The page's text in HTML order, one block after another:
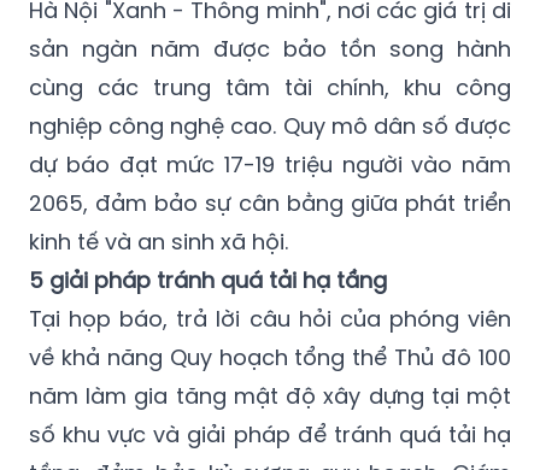
con số về xây dựng mà là cam kết về chất
lượng sống. Tầm nhìn 100 năm hướng tới một
Hà Nội "Xanh - Thông minh", nơi các giá trị di
sản ngàn năm được bảo tồn song hành
cùng các trung tâm tài chính, khu công
nghiệp công nghệ cao. Quy mô dân số được
dự báo đạt mức 17-19 triệu người vào năm
2065, đảm bảo sự cân bằng giữa phát triển
kinh tế và an sinh xã hội.
5 giải pháp tránh quá tải hạ tầng
Tại họp báo, trả lời câu hỏi của phóng viên
về khả năng Quy hoạch tổng thể Thủ đô 100